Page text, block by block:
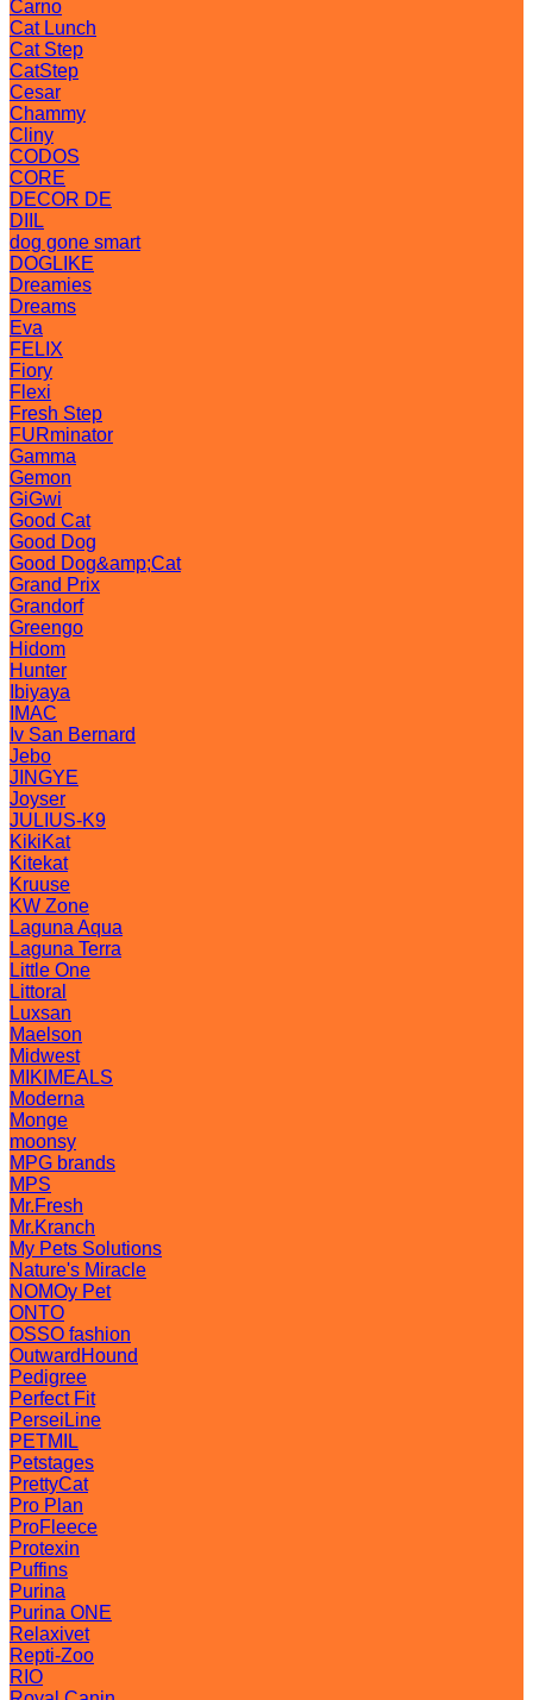
Carno
Cat Lunch
Cat Step
CatStep
Cesar
Chammy
Cliny
CODOS
CORE
DECOR DE
DIIL
dog gone smart
DOGLIKE
Dreamies
Dreams
Eva
FELIX
Fiory
Flexi
Fresh Step
FURminator
Gamma
Gemon
GiGwi
Good Cat
Good Dog
Good Dog&amp;Cat
Grand Prix
Grandorf
Greengo
Hidom
Hunter
Ibiyaya
IMAC
Iv San Bernard
Jebo
JINGYE
Joyser
JULIUS-K9
KikiKat
Kitekat
Kruuse
KW Zone
Laguna Aqua
Laguna Terra
Little One
Littoral
Luxsan
Maelson
Midwest
MIKIMEALS
Moderna
Monge
moonsy
MPG brands
MPS
Mr.Fresh
Mr.Kranch
My Pets Solutions
Nature's Miracle
NOMOy Pet
ONTO
OSSO fashion
OutwardHound
Pedigree
Perfect Fit
PerseiLine
PETMIL
Petstages
PrettyCat
Pro Plan
ProFleece
Protexin
Puffins
Purina
Purina ONE
Relaxivet
Repti-Zoo
RIO